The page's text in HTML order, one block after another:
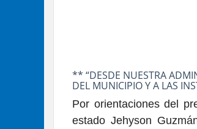
** “DESDE NUESTRA
DEL MUNICIPIO Y A LAS
Por orientaciones del
estado Jehyson